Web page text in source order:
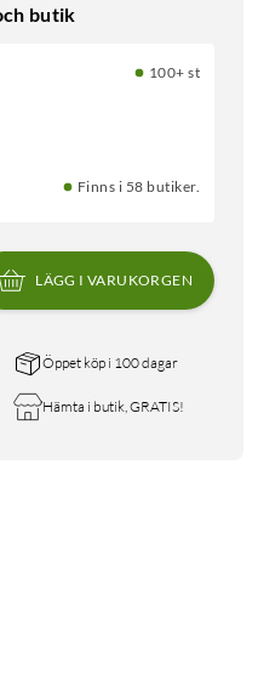
butik
100+ st
Finns i 58 butiker.
LÄGG I VARUKORGEN
Öppet köp i 100 dagar
Hämta i butik, GRATIS!